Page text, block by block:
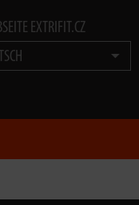
EXTRIFIT.CZ